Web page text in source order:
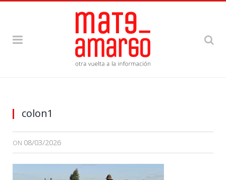
colon1
ON 08/03/2026